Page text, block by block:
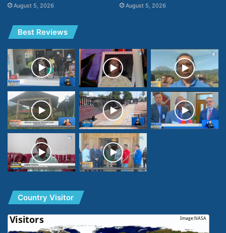
August 5, 2026 August 5, 2026
Best Reviews
Country Visitor